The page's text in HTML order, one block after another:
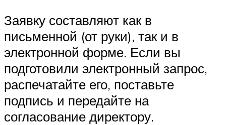
Заявку составляют как в
письменной (от руки), так и в
электронной форме. Если вы
подготовили электронный запрос,
распечатайте его, поставьте
подпись и передайте на
согласование директору.